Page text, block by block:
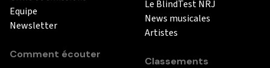
Equipe
Newsletter
Comment écouter
Le BlindTest NRJ
News musicales
Artistes
Classements